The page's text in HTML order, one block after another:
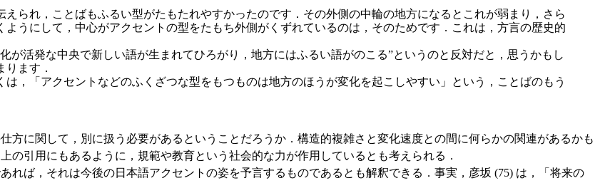
られ，ことばもふるい型がたもたれやすかったのです．その外側の中輪の地方になるとこれが弱まり，さら
うにして，中心がアクセントの型をたもち外側がくずれているのは，そのためです．これは，方言の歴史的
活発な中央で新しい語が生まれてひろがり，地方にはふるい語がのこる”というのと反対だと，思うかもし
ます．
，「アクセントなどのふくざつな型をもつものは地方のほうが変化を起こしやすい」という，ことばのもう
に関して，別に扱う必要があるということだろうか．構造的複雑さと変化速度との間に何らかの関連があるかも
の引用にもあるように，規範や教育という社会的な力が作用しているとも考えられる．
ば，それは今後の日本語アクセントの姿を予言するものであるとも解釈できる．事実，彦坂 (75) は，「将来の